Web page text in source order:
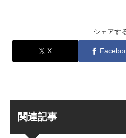
シェアす
X
関連記事